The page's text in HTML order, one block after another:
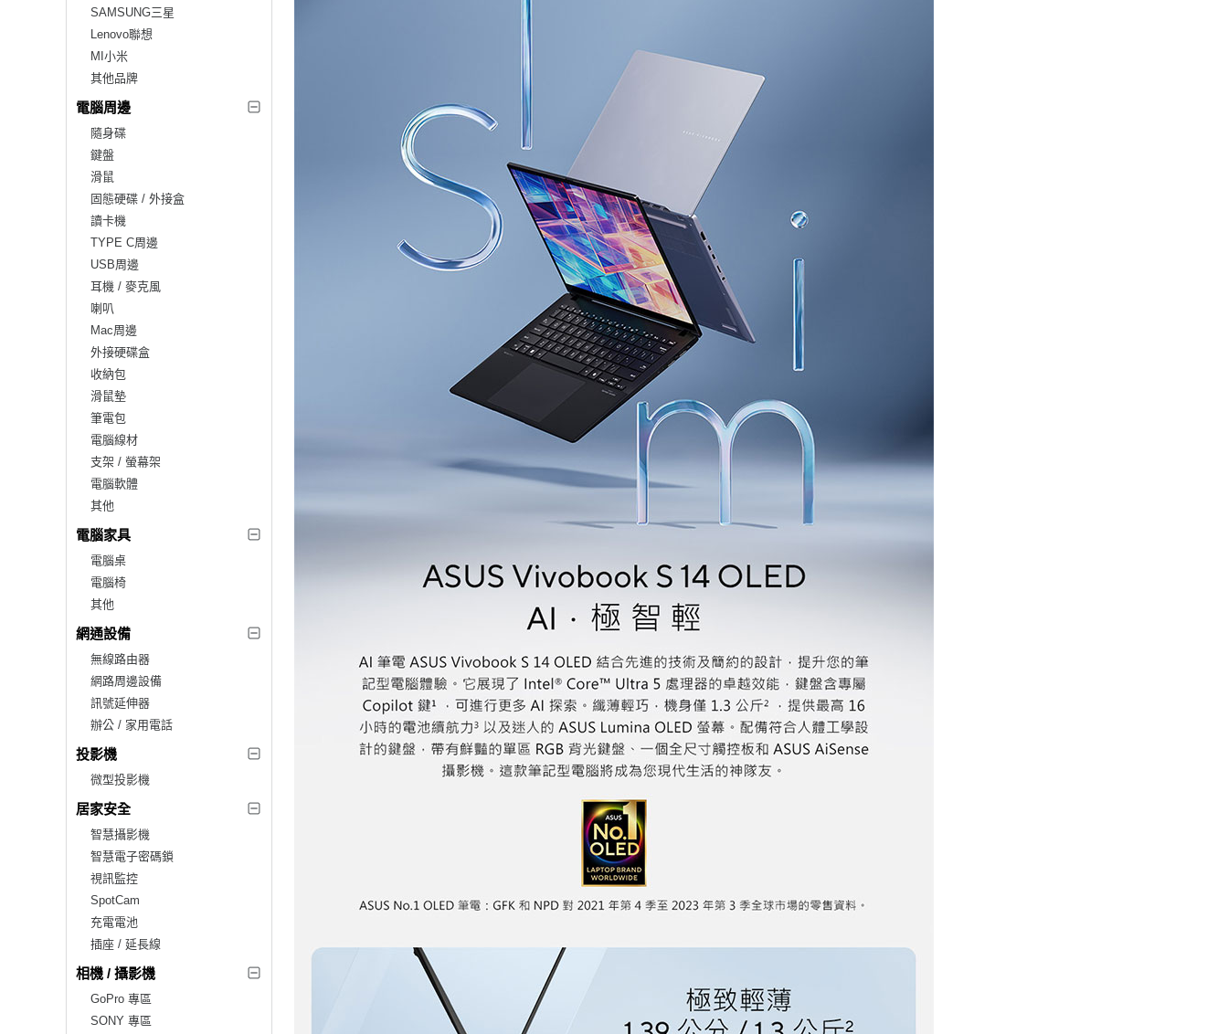
SAMSUNG三星
Lenovo聯想
MI小米
其他品牌
電腦周邊
隨身碟
鍵盤
滑鼠
固態硬碟 / 外接盒
讀卡機
TYPE C周邊
USB周邊
耳機 / 麥克風
喇叭
Mac周邊
外接硬碟盒
收納包
滑鼠墊
筆電包
電腦線材
支架 / 螢幕架
電腦軟體
其他
電腦家具
電腦桌
電腦椅
其他
網通設備
無線路由器
網路周邊設備
訊號延伸器
辦公 / 家用電話
投影機
微型投影機
居家安全
智慧攝影機
智慧電子密碼鎖
視訊監控
SpotCam
充電電池
插座 / 延長線
相機 / 攝影機
GoPro 專區
SONY 專區